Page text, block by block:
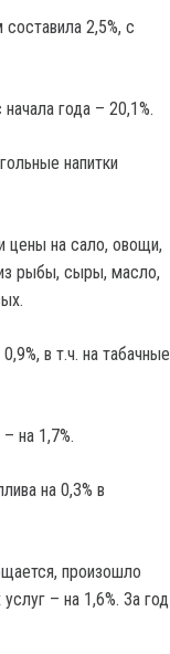
2,5%, с
года – 20,1%.
напитки
цены на сало, овощи,
рыбы, сыры, масло,
в т.ч. на табачные
на 1,7%.
на 0,3% в
произошло
– на 1,6%. За год